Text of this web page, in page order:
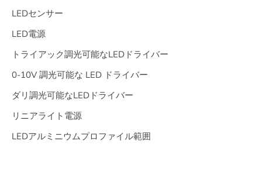
LEDセンサー
LED電源
トライアック調光可能なLEDドライバー
0-10V 調光可能な LED ドライバー
ダリ調光可能なLEDドライバー
リニアライト電源
LEDアルミニウムプロファイル範囲